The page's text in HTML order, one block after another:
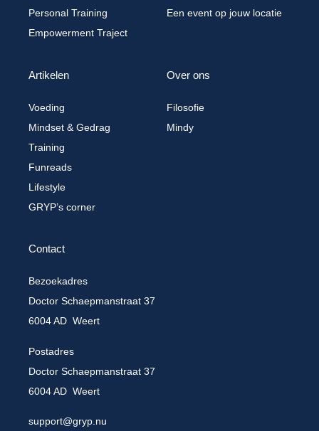
Personal Training
Empowerment Traject
Een event op jouw locatie
Artikelen
Voeding
Mindset & Gedrag
Training
Funreads
Lifestyle
GRYP’s corner
Over ons
Filosofie
Mindy
Contact
Bezoekadres
Doctor Schaepmanstraat 37
6004 AD Weert
Postadres
Doctor Schaepmanstraat 37
6004 AD Weert
support@gryp.nu